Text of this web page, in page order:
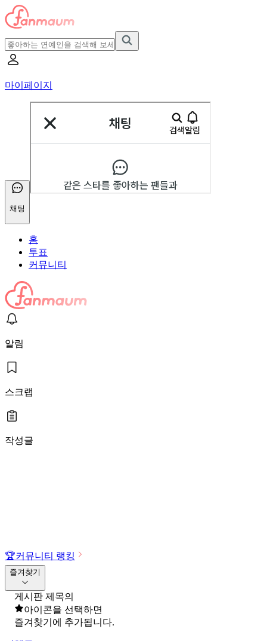
마이페이지
채팅
홈
투표
커뮤니티
알림
스크랩
작성글
🏆커뮤니티 랭킹
즐겨찾기
게시판 제목의
아이콘을 선택하면
즐겨찾기에 추가됩니다.